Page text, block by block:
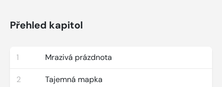
Přehled kapitol
1 Mrazivá prázdnota
2 Tajemná mapka